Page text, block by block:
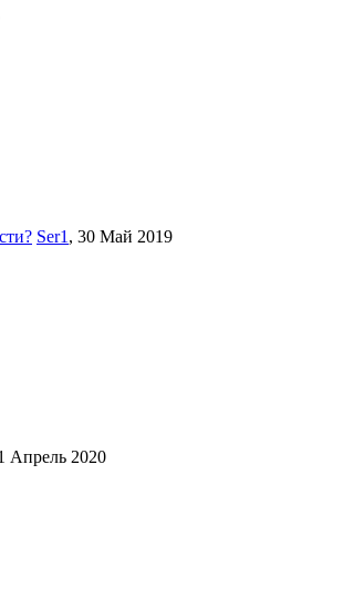
Ser1 , 30 Май 2019
Апрель 2020